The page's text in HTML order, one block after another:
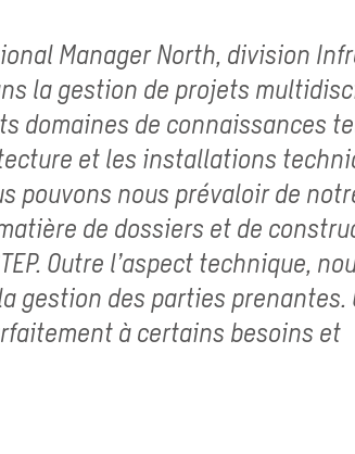
Manager North, division
la gestion de projets
domaines de connaissances
et les installations
pouvons nous prévaloir de
de dossiers et de
Outre l’aspect technique,
gestion des parties prenantes.
à certains besoins et